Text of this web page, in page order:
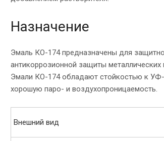
Назначение
Эмаль КО-174 предназначены для
антикоррозионной защиты металлических
Эмали КО-174 обладают стойкостью к
хорошую паро- и воздухопроницаемость.
Внешний вид